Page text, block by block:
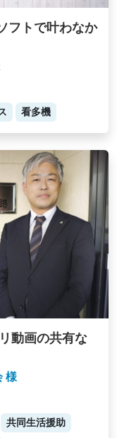
フトで叶わなか
看多機
動画の共有な
様
共同生活援助